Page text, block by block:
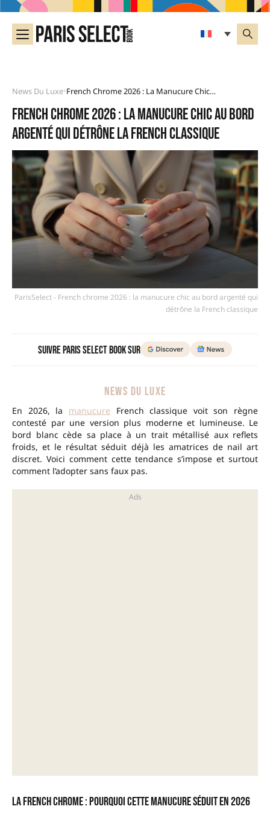
News Du Luxe• French Chrome 2026 : La Manucure Chic Au Bord Argenté Qui Détrône La French Classique
French chrome 2026 : la manucure chic au bord
argenté qui détrône la French classique
ParisSelect - French chrome 2026 : la manucure chic au bord argenté qui
détrône la French classique
Suivre Paris Select Book sur
NEWS DU LUXE
En 2026, la manucure French classique voit son règne
contesté par une version plus moderne et lumineuse. Le
bord blanc cède sa place à un trait métallisé aux reflets
froids, et le résultat séduit déjà les amatrices de nail art
discret. Voici comment cette tendance s’impose et surtout
comment l’adopter sans faux pas.
La French chrome : pourquoi cette manucure séduit en 2026